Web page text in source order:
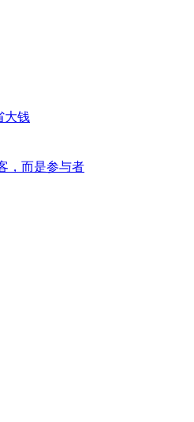
大钱
，而是参与者